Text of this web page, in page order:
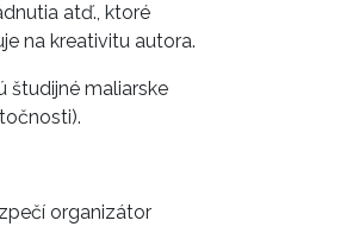
atď., ktoré
na kreativitu autora.
študijné maliarske
organizátor